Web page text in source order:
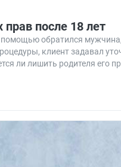
после 18 лет
помощью обратился
клиент задавал
ли лишить родителя его